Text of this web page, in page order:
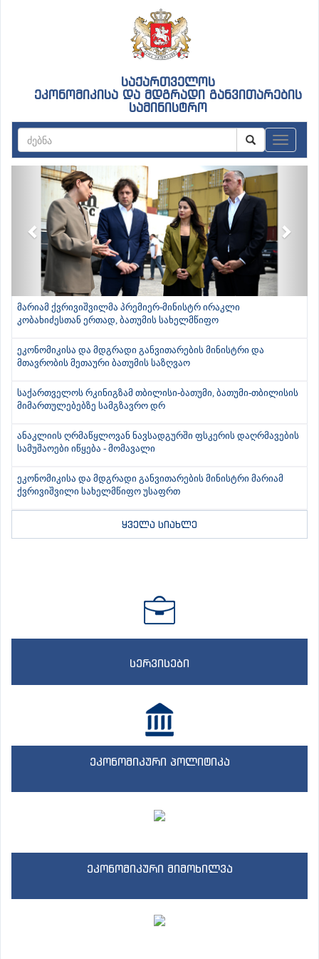
საქართველოს
ეკონომიკისა და მდგრადი განვითარების
სამინისტრო
Previous
მარიამ ქვრივიშვილმა პრემიერ-მინისტრ ირაკლი
კობახიძესთან ერთად, ბათუმის სახელმწიფო
ეკონომიკისა და მდგრადი განვითარების მინისტრი და
მთავრობის მეთაური ბათუმის საზღვაო
საქართველოს რკინიგზამ თბილისი-ბათუმი, ბათუმი-თბილისის
მიმართულებებზე სამგზავრო დრ
ანაკლიის ღრმაწყლოვან ნავსადგურში ფსკერის დაღრმავების
სამუშაოები იწყება - მომავალი
ეკონომიკისა და მდგრადი განვითარების მინისტრი მარიამ
ქვრივიშვილი სახელმწიფო უსაფრთ
ყველა სიახლე
სერვისები
ეკონომიკური პოლიტიკა
ეკონომიკური მიმოხილვა